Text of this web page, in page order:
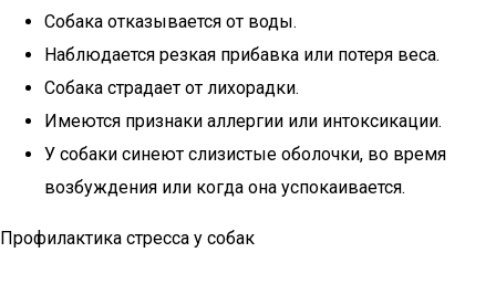
Собака отказывается от воды.
Наблюдается резкая прибавка или потеря веса.
Собака страдает от лихорадки.
Имеются признаки аллергии или интоксикации.
У собаки синеют слизистые оболочки, во время
возбуждения или когда она успокаивается.
Профилактика стресса у собак